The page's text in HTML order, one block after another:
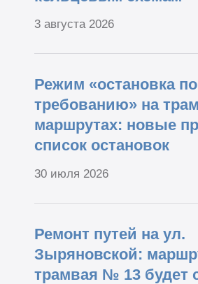
3 августа 2026
Режим «остановка по
требованию» на
маршрутах: новые
список остановок
30 июля 2026
Ремонт путей на ул.
Зыряновской:
трамвая № 13 будет